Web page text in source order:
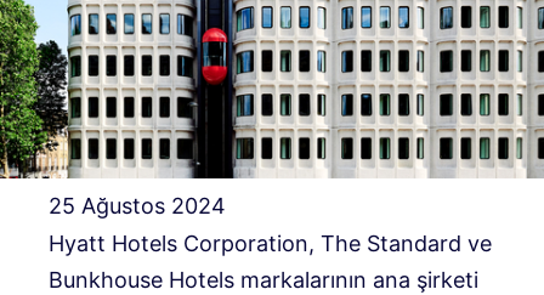
25 Ağustos 2024
Hyatt Hotels Corporation, The Standard ve
Bunkhouse Hotels markalarının ana şirketi